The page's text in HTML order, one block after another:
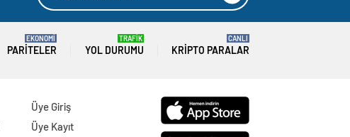
PARITELER
EKONOMİ
YOL DURUMU
TRAFİK
KRIPTO PARALAR
CANLI
Üye Giriş
Üye Kayıt